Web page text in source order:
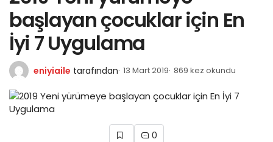
başlayan çocuklar için En
İyi 7 Uygulama
eniyiaile tarafından 13 Mart 2019 869 kez okundu
0